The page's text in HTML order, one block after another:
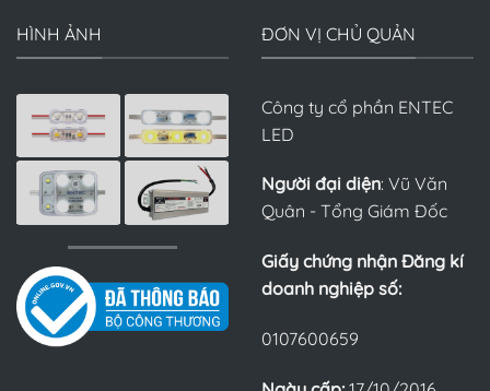
HÌNH ẢNH ĐƠN VỊ CHỦ QUẢN
Công ty cổ phần ENTEC
LED
Người đại diện: Vũ Văn
Quân - Tổng Giám Đốc
Giấy chứng nhận Đăng kí
doanh nghiệp số:
0107600659